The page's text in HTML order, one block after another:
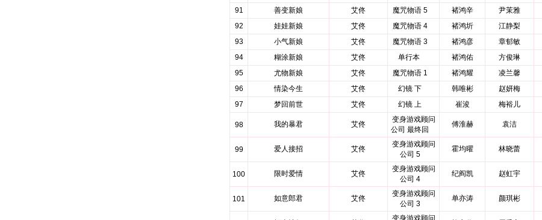
91 善变新娘 艾佟 魔咒物语 5 褚鸿辛 尹茉雅
92
娃娃新娘 艾佟 魔咒物语 4 褚鸿圻 江静梨
93
小气新娘 艾佟 魔咒物语 3 褚鸿彦 章郁敏
94
糊涂新娘 艾佟 单行本 褚鸿佑 方俊琳
95
尤物新娘 艾佟 魔咒物语 1 褚鸿耀 凌兰馨
96
情染今生 艾佟 幻镜 下 韩唯彬 赵妍梅
97
梦回前世 艾佟 幻镜 上 崔浚 梅裕儿
98 我的暴君 艾佟
变身游戏顾问
公司 最终回
傅淮赫 袁洁
99 爱人接招 艾佟
变身游戏顾问
公司 5
霍均曜 林晓蕾
100 限时爱情 艾佟
变身游戏顾问
公司 4
纪阎凯 赵虹宇
101 如意郎君 艾佟
变身游戏顾问
公司 3
单亦涛 颜琪彬
变身游戏顾问